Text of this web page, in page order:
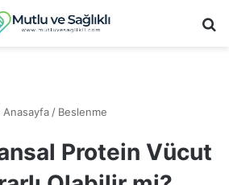
Anasayfa / Beslenme
Protein Vücut